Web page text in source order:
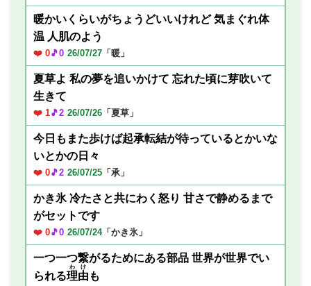
暖かいくらいがちょうどいいけれど 気まぐれ体
温 人肌のよう
❤️ 0🎵0 26/07/27 「暖」
夏草よ 私の夢を追いかけて 忘れた頃に芽吹いて
生きて
❤️ 1🎵2 26/07/26 「夏草」
今日もまた歩けば起承転結が待っているとかいな
いとかの日々
❤️ 0🎵2 26/07/25 「承」
かき氷 冷たさと共にわく怒り 甘さで静めるまで
がセットです
❤️ 0🎵0 26/07/24「かき氷」
一つ一つ繋がるためにある部品 世界が世界でい
られる理由
わけ
も